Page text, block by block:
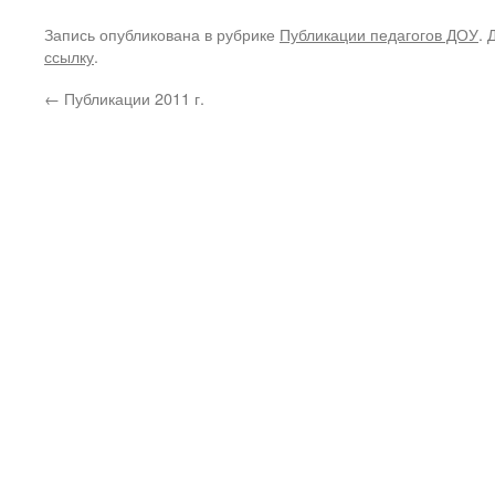
Запись опубликована в рубрике Публикации педагогов ДОУ.
ссылку.
← Публикации 2011 г.